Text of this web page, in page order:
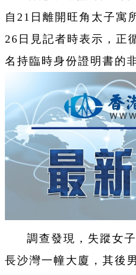
自21日離開旺角太子寓
26日見記者時表示，正
名持臨時身份證明書的
調查發現，失蹤女
長沙灣一幢大廈，其後